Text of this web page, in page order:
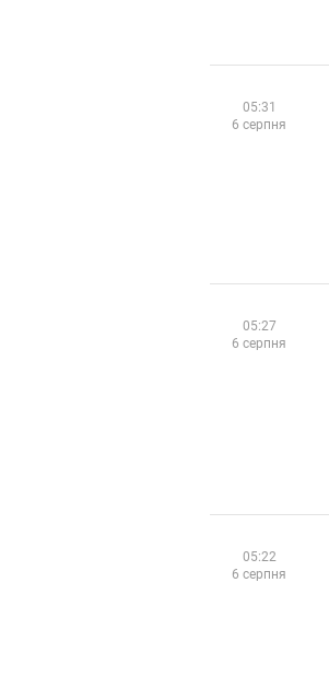
05:31
6 серпня
05:27
6 серпня
05:22
6 серпня